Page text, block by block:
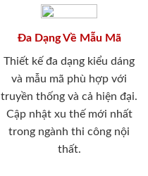
Đa Dạng Về Mẫu Mã
Thiết kế đa dạng kiểu dáng
và mẫu mã phù hợp với
truyền thống và cả hiện đại.
Cập nhật xu thế mới nhất
trong ngành thi công nội
thất.